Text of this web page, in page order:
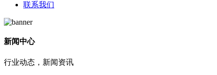
联系我们
新闻中心
行业动态，新闻资讯